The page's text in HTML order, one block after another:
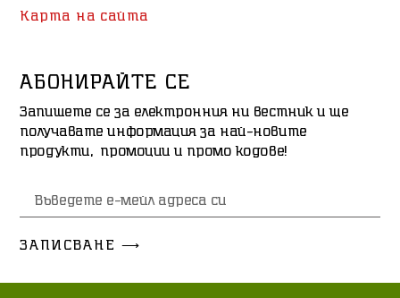
Карта на сайта
АБОНИРАЙТЕ СЕ
Запишете се за електронния ни вестник и ще
получавате информация за най-новите
продукти, промоции и промо кодове!
ЗАПИСВАНЕ ⟶